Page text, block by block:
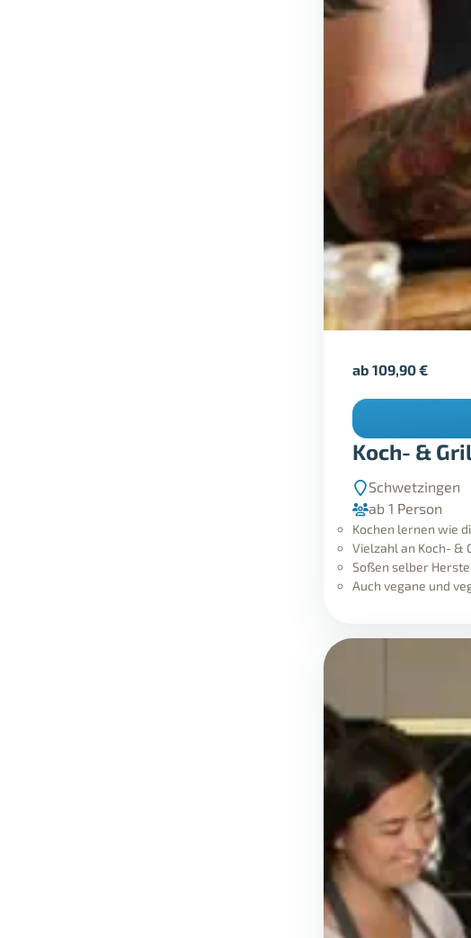
Koch- &
Schwetzingen
ab 1 Person
Kochen lernen wie
Vielzahl an Koch- &
Soßen selber
Auch vegane und
ab 109,90€